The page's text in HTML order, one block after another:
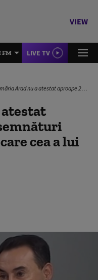
VIEW
FM LIVE TV
nu a atestat aproape 21.000 de semnături „Fără penali”, între care cea a lui Gheorghe Falcă
cea a lui